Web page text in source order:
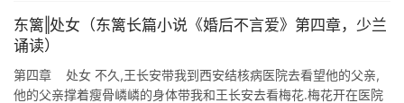
东篱‖处女（东篱长篇小说《婚后不言爱》第四章，少兰
诵读）
第四章 处女 不久,王长安带我到西安结核病医院去看望他的父亲,
他的父亲撑着瘦骨嶙嶙的身体带我和王长安去看梅花.梅花开在医院